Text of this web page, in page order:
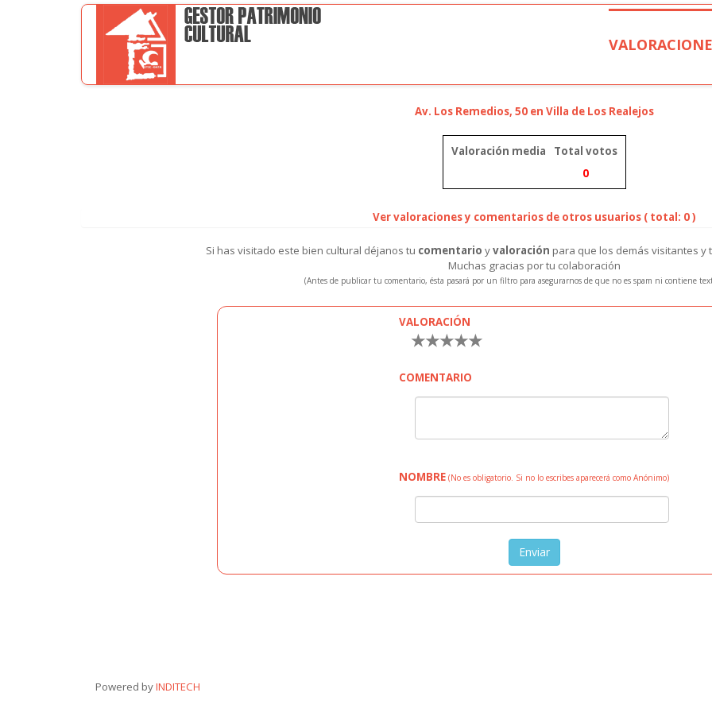
Av. Los Remedios, 50 en Villa de Los Realejos
Valoración media
Total votos
0
Ver valoraciones y comentarios de otros usuarios ( total: 0 )
Si has visitado este bien cultural déjanos tu comentario yvaloración para que los demás visitantes
Muchas gracias por tu colaboración
(Antes de publicar tu comentario, ésta pasará por un filtro para asegurarnos de que no es spam ni contiene
VALORACIÓN
★
★
★
★
★
COMENTARIO
NOMBRE (No es obligatorio. Si no lo escribes aparecerá como Anónimo)
Enviar
Powered byINDITECH